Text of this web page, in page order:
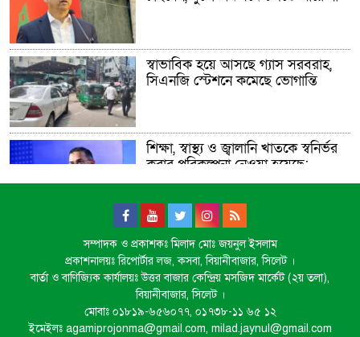
স্বাভাবিক হয়ে আসছে গ্যাস সরবরাহ,
সিএনজি স্টেশনে কমেছে ভোগান্তি
শিক্ষা, স্বাস্থ্য ও জ্বালানি খাতকে স্বনির্ভর
করার পরিকল্পনা নেওয়া হয়েছে:
প্রধানমন্ত্রী
ডিজিটাল দস্যুতা
শিক্ষায় উল্টো স্রোত, বাড়ছে শিক্ষার্থী
ঝরে পড়ার হার
সম্পাদক ও প্রকাশকঃ মিলাদ মোঃ জয়নুল ইসলাম
প্রকাশনালয়ঃ রিপোর্টার লজ, কসবা, বিয়ানীবাজার, সিলেট ।
বার্তা ও বাণিজ্যিক কার্যালয়ঃ উত্তর বাজার কেন্দ্রিয় মসজিদ মার্কেট (২য় তলা),
বিয়ানীবাজার, সিলেট ।
মোবাঃ ০১৮১৯-৬৫৬০৭৭, ০১৭৩৮-১১ ৬৫ ১২
ইমেইলঃ agamiprojonma@gmail.com, milad.jaynul@gmail.com